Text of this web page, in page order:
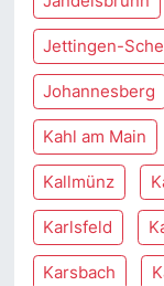
Jettingen-
Johannesberg
Kahl am Main
Kallmünz
Karlsfeld
Karsbach